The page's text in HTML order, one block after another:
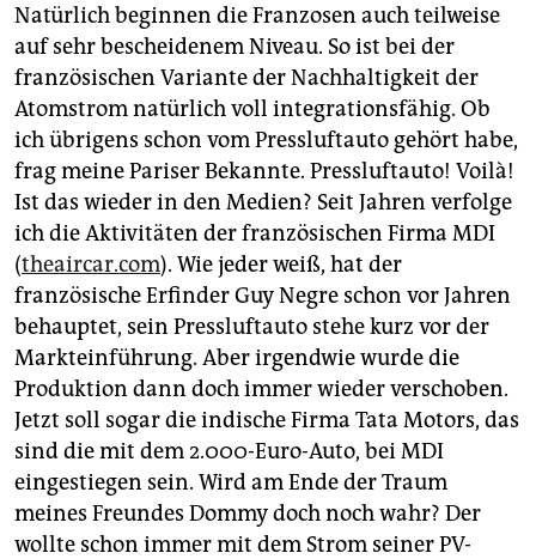
Natürlich beginnen die Franzosen auch teilweise
auf sehr bescheidenem Niveau. So ist bei der
französischen Variante der Nachhaltigkeit der
Atomstrom natürlich voll integrationsfähig. Ob
ich übrigens schon vom Pressluftauto gehört habe,
frag meine Pariser Bekannte. Pressluftauto! Voilà!
Ist das wieder in den Medien? Seit Jahren verfolge
ich die Aktivitäten der französischen Firma MDI
(theaircar.com). Wie jeder weiß, hat der
französische Erfinder Guy Negre schon vor Jahren
behauptet, sein Pressluftauto stehe kurz vor der
Markteinführung. Aber irgendwie wurde die
Produktion dann doch immer wieder verschoben.
Jetzt soll sogar die indische Firma Tata Motors, das
sind die mit dem 2.000-Euro-Auto, bei MDI
eingestiegen sein. Wird am Ende der Traum
meines Freundes Dommy doch noch wahr? Der
wollte schon immer mit dem Strom seiner PV-